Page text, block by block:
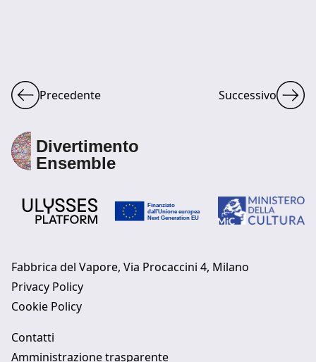
Precedente Successivo
Fabbrica del Vapore, Via Procaccini 4, Milano
Privacy Policy
Cookie Policy
Contatti
Amministrazione trasparente